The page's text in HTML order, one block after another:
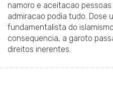
namoro e aceitacao
admiracao podia tudo. Dose
fundamentalista do
consequencia, a garoto
direitos inerentes.